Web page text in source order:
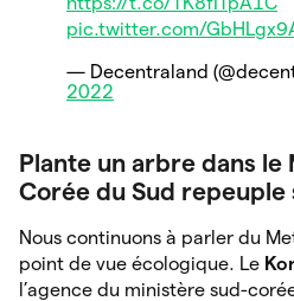
pic.twitter.com/
— Decentraland
2022
Plante un arbre dans le
Corée du Sud repeuple
Nous continuons à parler du
point de vue écologique. Le
l’agence du ministère sud-